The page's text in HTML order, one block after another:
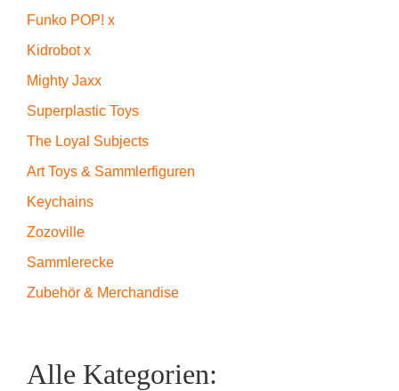
Funko POP! x
Kidrobot x
Mighty Jaxx
Superplastic Toys
The Loyal Subjects
Art Toys & Sammlerfiguren
Keychains
Zozoville
Sammlerecke
Zubehör & Merchandise
Alle Kategorien: